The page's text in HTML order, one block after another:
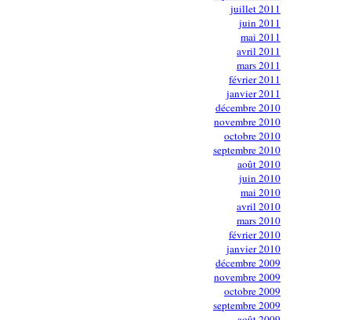
juillet 2011
juin 2011
mai 2011
avril 2011
mars 2011
février 2011
janvier 2011
décembre 2010
novembre 2010
octobre 2010
septembre 2010
août 2010
juin 2010
mai 2010
avril 2010
mars 2010
février 2010
janvier 2010
décembre 2009
novembre 2009
octobre 2009
septembre 2009